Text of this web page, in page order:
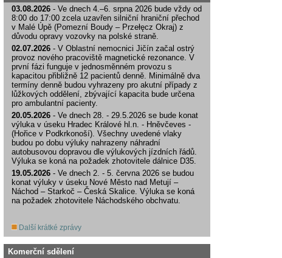
03.08.2026 - Ve dnech 4.–6. srpna 2026 bude vždy od
8:00 do 17:00 zcela uzavřen silniční hraniční přechod
v Malé Úpě (Pomezní Boudy – Przełęcz Okraj) z
důvodu opravy vozovky na polské straně.
02.07.2026 - V Oblastní nemocnici Jičín začal ostrý
provoz nového pracoviště magnetické rezonance. V
první fázi funguje v jednosměnném provozu s
kapacitou přibližně 12 pacientů denně. Minimálně dva
termíny denně budou vyhrazeny pro akutní případy z
lůžkových oddělení, zbývající kapacita bude určena
pro ambulantní pacienty.
20.05.2026 - Ve dnech 28. - 29.5.2026 se bude konat
výluka v úseku Hradec Králové hl.n. - Hněvčeves -
(Hořice v Podkrkonoší). Všechny uvedené vlaky
budou po dobu výluky nahrazeny náhradní
autobusovou dopravou dle výlukových jízdních řádů.
Výluka se koná na požadek zhotovitele dálnice D35.
19.05.2026 - Ve dnech 2. - 5. června 2026 se budou
konat výluky v úseku Nové Město nad Metují –
Náchod – Starkoč – Česká Skalice. Výluka se koná
na požadek zhotovitele Náchodského obchvatu.
Další krátké zprávy
Komerční sdělení